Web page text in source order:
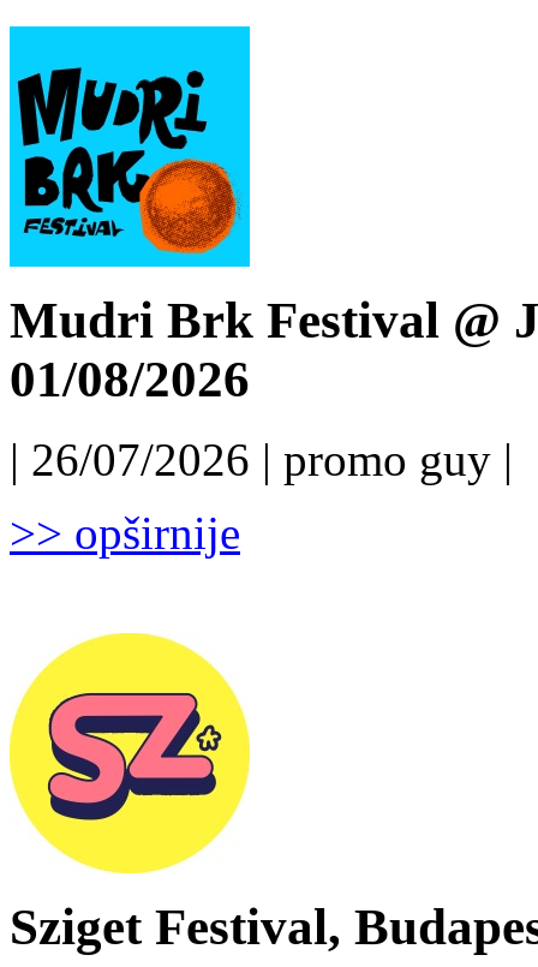
Mudri Brk Festival @
01/08/2026
| 26/07/2026 | promo guy |
>> opširnije
Sziget Festival,